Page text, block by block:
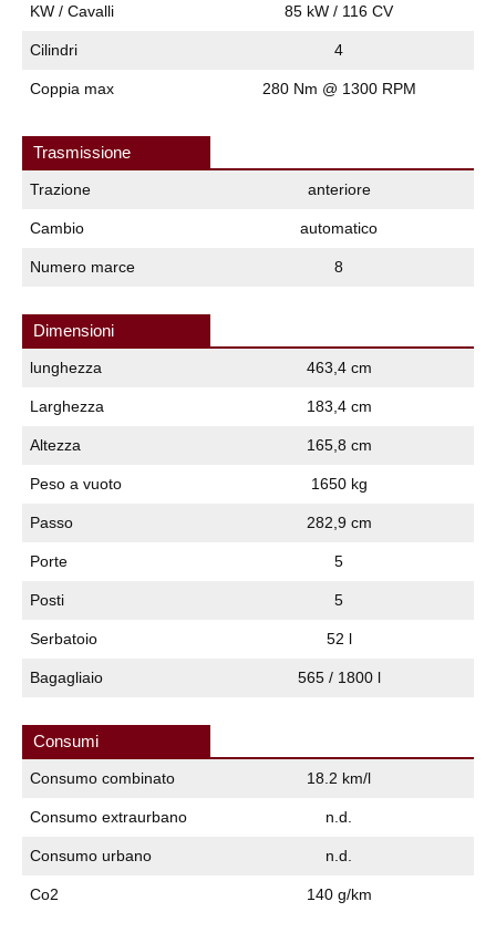
KW / Cavalli 85 kW / 116 CV
Cilindri 4
Coppia max 280 Nm @ 1300 RPM
Trasmissione
Trazione anteriore
Cambio automatico
Numero marce 8
Dimensioni
lunghezza 463,4 cm
Larghezza 183,4 cm
Altezza 165,8 cm
Peso a vuoto 1650 kg
Passo 282,9 cm
Porte 5
Posti 5
Serbatoio 52 l
Bagagliaio 565 / 1800 l
Consumi
Consumo combinato 18.2 km/l
Consumo extraurbano n.d.
Consumo urbano n.d.
Co2 140 g/km